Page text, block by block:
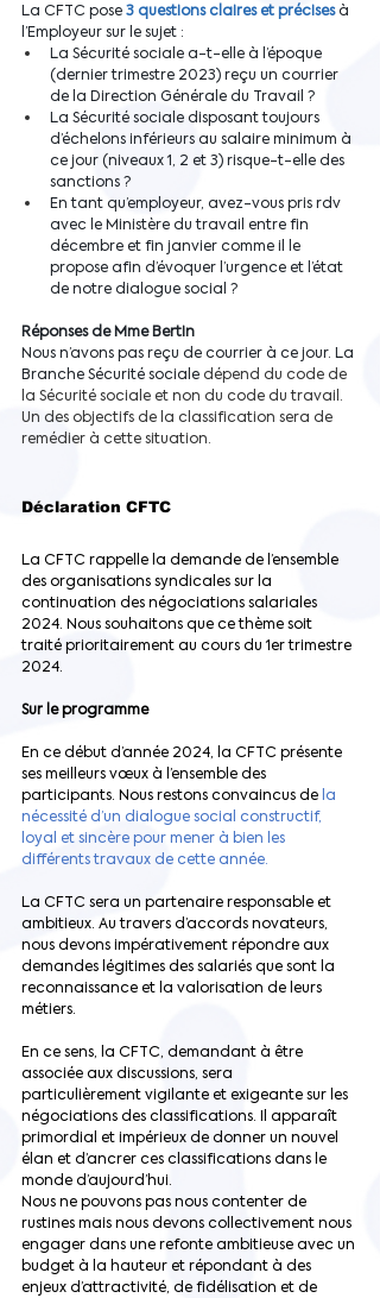
La CFTC pose3 questions claires et précises à
l’Employeur sur le sujet :
La Sécurité sociale a-t-elle à l’époque
(dernier trimestre 2023) reçu un courrier
de la Direction Générale du Travail ?
La Sécurité sociale disposant toujours
d’échelons inférieurs au salaire minimum à
ce jour (niveaux 1, 2 et 3) risque-t-elle des
sanctions ?
En tant qu’employeur, avez-vous pris rdv
avec le Ministère du travail entre fin
décembre et fin janvier comme il le
propose afin d’évoquer l’urgence et l’état
de notre dialogue social ?
Réponses de Mme Bertin
Nous n’avons pas reçu de courrier à ce jour. La
Branche Sécurité sociale dépend du code de
la Sécurité sociale et non du code du travail.
Un des objectifs de la classification sera de
remédier à cette situation.
Déclaration CFTC
La CFTC rappelle la demande de l’ensemble
des organisations syndicales sur la
continuation des négociations salariales
2024. Nous souhaitons que ce thème soit
traité prioritairement au cours du 1er trimestre
2024.
Sur le programme
En ce début d’année 2024, la CFTC présente
ses meilleurs vœux à l’ensemble des
participants. Nous restons convaincus de la
nécessité d’un dialogue social constructif,
loyal et sincère pour mener à bien les
différents travaux de cette année.
La CFTC sera un partenaire responsable et
ambitieux. Au travers d’accords novateurs,
nous devons impérativement répondre aux
demandes légitimes des salariés que sont la
reconnaissance et la valorisation de leurs
métiers.
En ce sens, la CFTC, demandant à être
associée aux discussions, sera
particulièrement vigilante et exigeante sur les
négociations des classifications. Il apparaît
primordial et impérieux de donner un nouvel
élan et d’ancrer ces classifications dans le
monde d’aujourd’hui.
Nous ne pouvons pas nous contenter de
rustines mais nous devons collectivement nous
engager dans une refonte ambitieuse avec un
budget à la hauteur et répondant à des
enjeux d’attractivité, de fidélisation et de